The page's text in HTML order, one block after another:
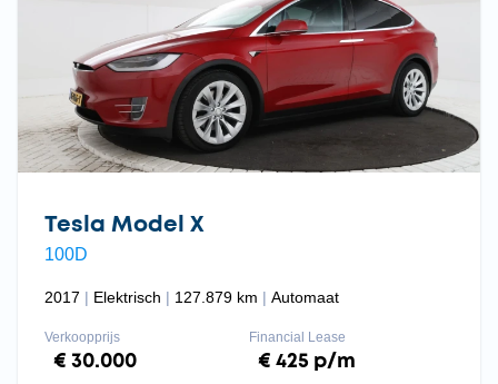
Tesla Model X
100D
2017 Elektrisch 127.879 km Automaat
Verkoopprijs
€ 30.000
Financial Lease
€ 425 p/m